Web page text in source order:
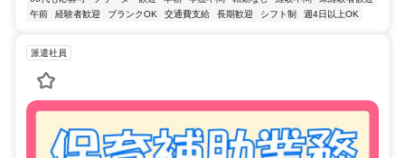
午前
経験者歓迎 ブランクOK 交通費支給 長期歓迎 シフト制 週4日以上OK
派遣社員